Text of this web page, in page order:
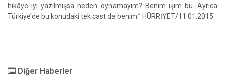
hikâye iyi yazılmışsa neden oynamayım? Benim işim bu. Ayrıca
Türkiye’de bu konudaki tek cast da benim.” HÜRRİYET/11.01.2015
Diğer Haberler